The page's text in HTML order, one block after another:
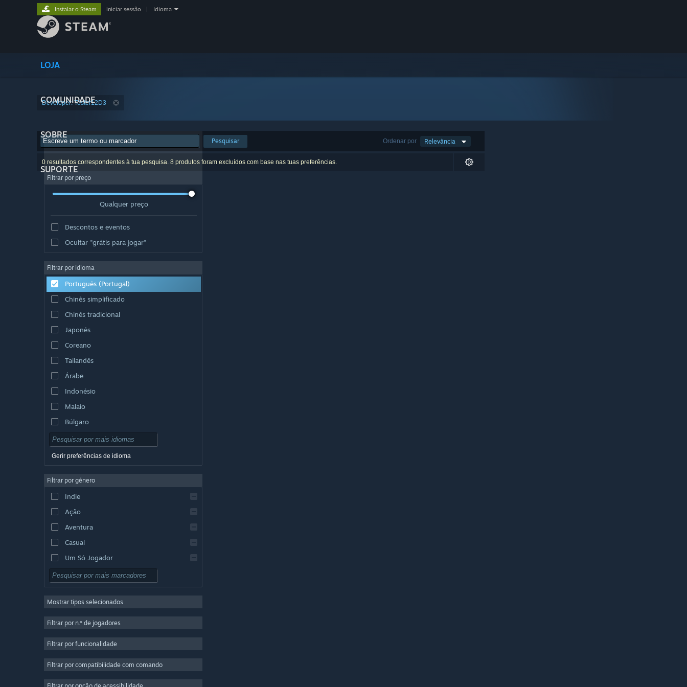
LOJA
COMUNIDADE
SOBRE
SUPORTE
Instalar o Steam iniciar sessão Idioma
Developer: Toster12D3
Ordenar por Relevância
Pesquisar
0 resultados correspondentes à tua pesquisa. 8 produtos foram excluídos com base nas tuas preferências.
Filtrar por preço
Qualquer preço
Descontos e eventos
Ocultar "grátis para jogar"
Filtrar por idioma
Português (Portugal)
Chinês simplificado
Chinês tradicional
Japonês
Coreano
Tailandês
Árabe
Indonésio
Malaio
Búlgaro
Checo
Dinamarquês
Inglês
Espanhol (Espanha)
Espanhol (América Latina)
Gerir preferências de idioma
Filtrar por género
Indie
Ação
Aventura
Casual
Um Só Jogador
Simulação
Estratégia
3D
Grátis para Jogar
Mostrar tipos selecionados
Filtrar por n.º de jogadores
Filtrar por funcionalidade
Filtrar por compatibilidade com comando